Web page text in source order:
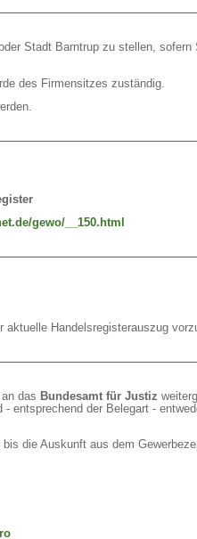
Stadt Barntrup zu stellen,
des Firmensitzes zuständig.
gewo/__150.html
aktuelle Handelsregisterauszug
das Bundesamt für Justiz
entsprechend der Belegart -
die Auskunft aus dem